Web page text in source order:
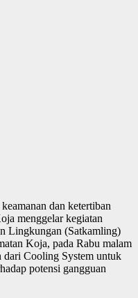
dan ketertiban
menggelar kegiatan
Lingkungan (Satkamling)
Koja, pada Rabu malam
dari Cooling System untuk
potensi gangguan